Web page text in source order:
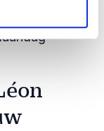
medewerkers